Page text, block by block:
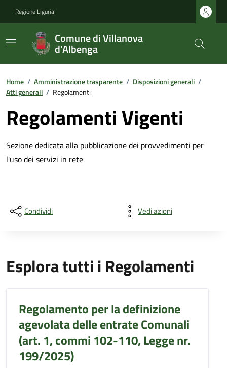
Regione Liguria
Comune di Villanova
d'Albenga
Home / Amministrazione trasparente / Disposizioni generali /
Atti generali / Regolamenti
Regolamenti Vigenti
Sezione dedicata alla pubblicazione dei provvedimenti per
l'uso dei servizi in rete
Condividi Vedi azioni
Esplora tutti i Regolamenti
Regolamento per la definizione
agevolata delle entrate Comunali
(art. 1, commi 102-110, Legge nr.
199/2025)